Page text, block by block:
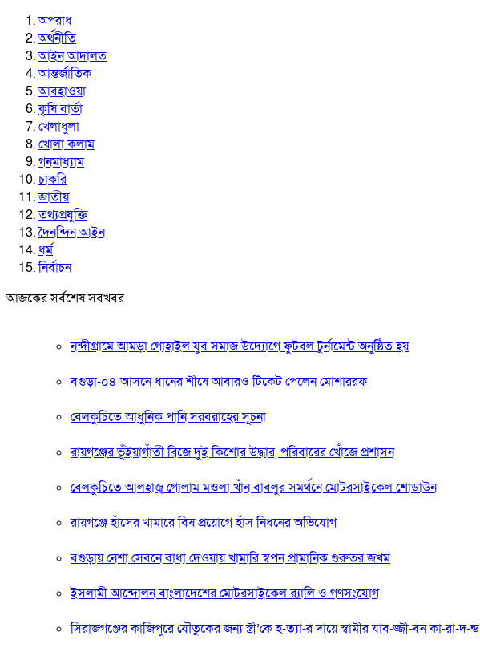
অপরাধ
অর্থনীতি
আইন আদালত
আন্তর্জাতিক
আবহাওয়া
কৃষি বার্তা
খেলাধুলা
খোলা কলাম
গনমাধ্যাম
চাকরি
জাতীয়
তথ্যপ্রযুক্তি
দৈনন্দিন আইন
ধর্ম
নির্বাচন
আজকের সর্বশেষ সবখবর
নন্দীগ্রামে আমড়া গোহাইল যুব সমাজ উদ্যোগে ফুটবল টুর্নামেন্ট অনুষ্ঠিত হয়
বগুড়া-০৪ আসনে ধানের শীষে আবারও টিকেট পেলেন মোশাররফ
বেলকুচিতে আধুনিক পানি সরবরাহের সূচনা
রায়গঞ্জের ভূঁইয়াগাঁতী ব্রিজে দুই কিশোর উদ্ধার, পরিবারের খোঁজে প্রশাসন
বেলকুচিতে আলহাজ্ব গোলাম মওলা খাঁন বাবলুর সমর্থনে মোটরসাইকেল শোডাউন
রায়গঞ্জে হাঁসের খামারে বিষ প্রয়োগে হাঁস নিধনের অভিযোগ
বগুড়ায় নেশা সেবনে বাধা দেওয়ায় খামারি স্বপন প্রামানিক গুরুতর জখম
ইসলামী আন্দোলন বাংলাদেশের মোটরসাইকেল র‍্যালি ও গণসংযোগ
সিরাজগঞ্জের কাজিপুরে যৌতুকের জন্য স্ত্রী’কে হ-ত্যা-র দায়ে স্বামীর যাব-জ্জী-বন কা-রা-দ-ন্ড